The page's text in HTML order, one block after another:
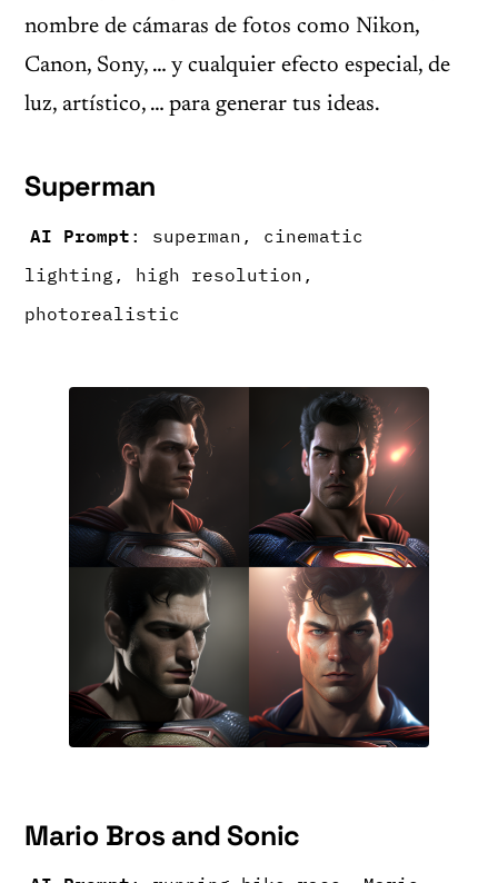
nombre de cámaras de fotos como Nikon,
Canon, Sony, … y cualquier efecto especial, de
luz, artístico, … para generar tus ideas.
Superman
AI Prompt: superman, cinematic
lighting, high resolution,
photorealistic
Mario Bros and Sonic